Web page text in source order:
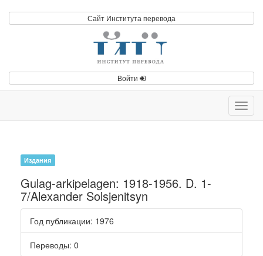
Сайт Института перевода
Войти
Издания
Gulag-arkipelagen: 1918-1956. D. 1-
7/Alexander Solsjenitsyn
Год публикации: 1976
Переводы: 0